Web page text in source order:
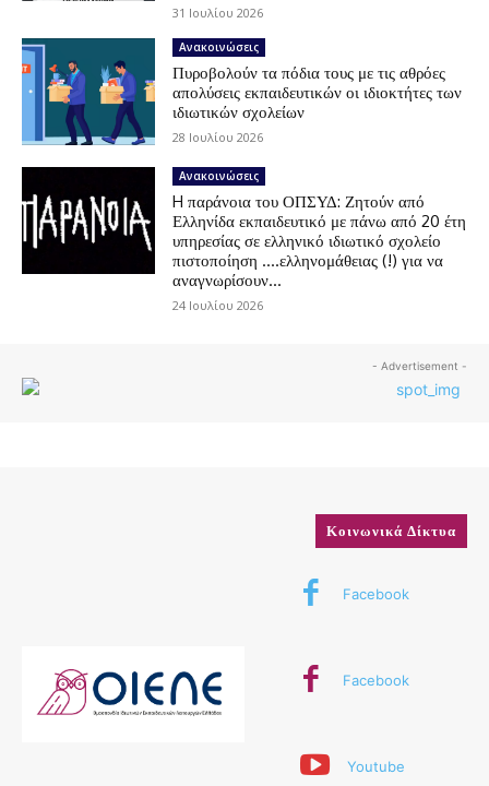
31 Ιουλίου 2026
Ανακοινώσεις
Πυροβολούν τα πόδια τους με τις αθρόες
απολύσεις εκπαιδευτικών οι ιδιοκτήτες των
ιδιωτικών σχολείων
28 Ιουλίου 2026
Ανακοινώσεις
H παράνοια του ΟΠΣΥΔ: Ζητούν από
Ελληνίδα εκπαιδευτικό με πάνω από 20 έτη
υπηρεσίας σε ελληνικό ιδιωτικό σχολείο
πιστοποίηση ….ελληνομάθειας (!) για να
αναγνωρίσουν...
24 Ιουλίου 2026
- Advertisement -
Κοινωνικά Δίκτυα
Facebook
Facebook
Youtube